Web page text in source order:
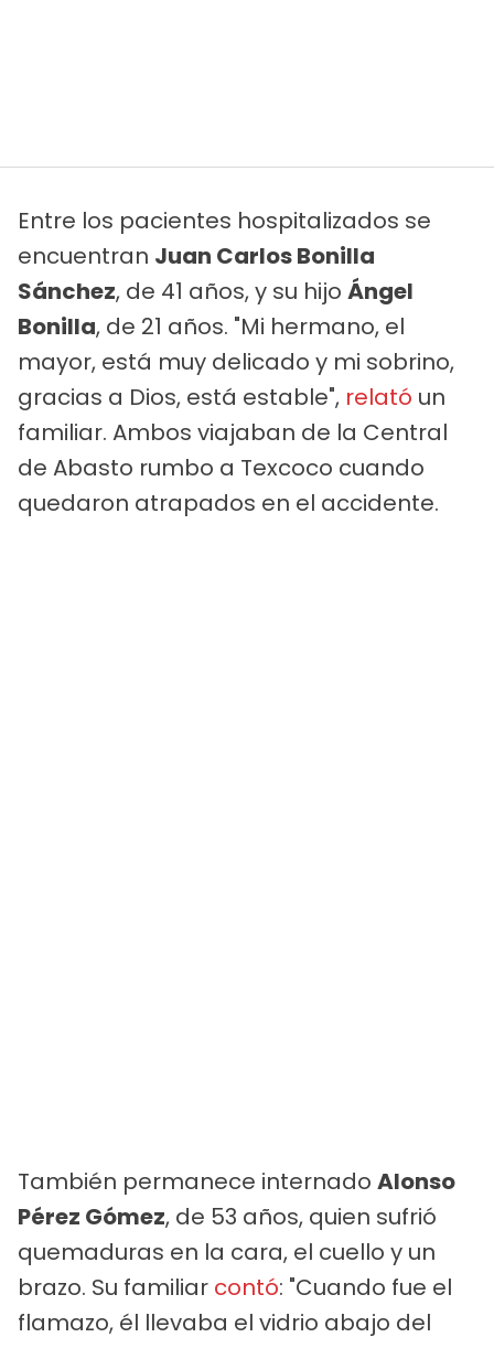
Entre los pacientes hospitalizados se
encuentran Juan Carlos Bonilla
Sánchez, de 41 años, y su hijo Ángel
Bonilla, de 21 años. "Mi hermano, el
mayor, está muy delicado y mi sobrino,
gracias a Dios, está estable", relató un
familiar. Ambos viajaban de la Central
de Abasto rumbo a Texcoco cuando
quedaron atrapados en el accidente.
También permanece internado Alonso
Pérez Gómez, de 53 años, quien sufrió
quemaduras en la cara, el cuello y un
brazo. Su familiar contó: "Cuando fue el
flamazo, él llevaba el vidrio abajo del